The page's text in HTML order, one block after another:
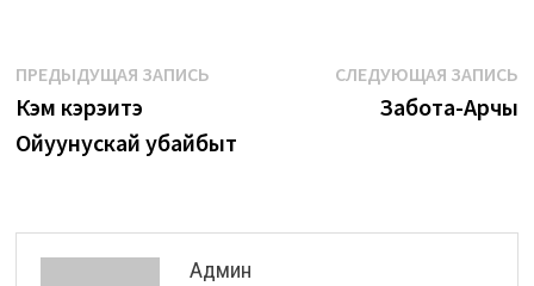
Навигация
по
записям
ПРЕДЫДУЩАЯ ЗАПИСЬПредыдущая
Кэм кэрэһитэ
Ойуунускай убайбыт
СЛЕДУЮЩАЯ ЗАПИСЬ
Забота-Арчы
Админ